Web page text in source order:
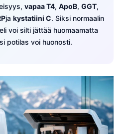
vapaa T4, ApoB, GGT,
ja kystatiini C. Siksi normaalin
voi silti jättää huomaamatta
potilas voi huonosti.